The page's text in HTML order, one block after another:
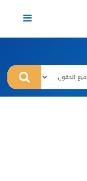
Toggle
navigation